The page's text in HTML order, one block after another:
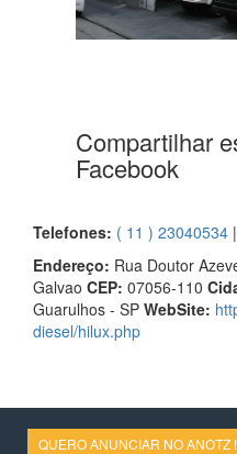
Compartilhar
Facebook
Telefones: ( 11 ) 23040534
Endereço: Rua Doutor
Galvao CEP: 07056-110
Guarulhos - SP WebSite:
diesel/hilux.php
QUERO ANUNCIAR NO ANOTZ !